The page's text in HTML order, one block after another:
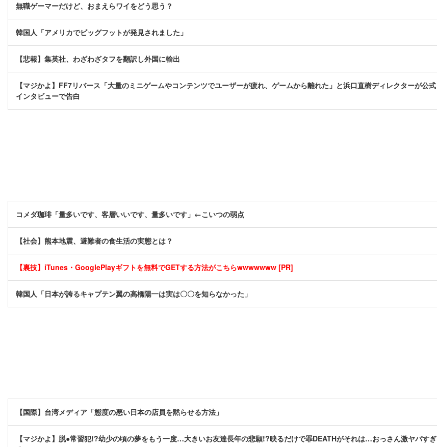
無職ゲーマーだけど、おまえらワイをどう思う？
韓国人「アメリカでビッグフットが発見されました」
【悲報】集英社、わざわざタフを翻訳し外国に輸出
【マジかよ】FF7リバース「大量のミニゲームやコンテンツでユーザーが疲れ、ゲームから離れた」と浜口直樹ディレクターが公式
インタビューで告白
コメダ珈琲「量多いです、客層いいです、量多いです」←こいつの弱点
【社会】熊本地震、避難者の食生活の実態とは？
【裏技】iTunes・GooglePlayギフトを無料でGETする方法がこちらwwwwwww [PR]
韓国人「日本が誇るキャプテン翼の高橋陽一は実は〇〇を知らなかった」
【国際】台湾メディア「態度の悪い日本の店員を黙らせる方法」
【マジかよ】脱●常習犯!?幼少の頃の夢をもう一度…大きいお友達長年の悲願!?映るだけで罪DEATHがそれは…おっさん激ヤバすぎ